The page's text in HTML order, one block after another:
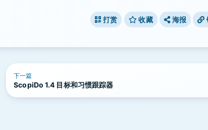
打赏 收藏 海报
下一篇
ScopiDo 1.4 目标和习惯跟踪器